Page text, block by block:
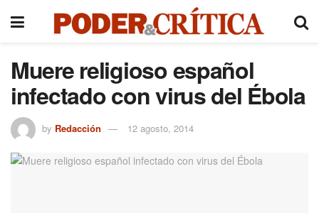
Muere religioso español
infectado con virus del Ébola
by Redacción 12 agosto, 2014